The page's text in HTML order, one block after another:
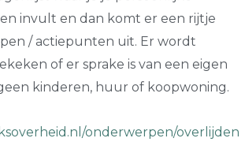
invult en dan komt er een rijtje
/ actiepunten uit. Er wordt
of er sprake is van een eigen
kinderen, huur of koopwoning.
onderwerpen/overlijden